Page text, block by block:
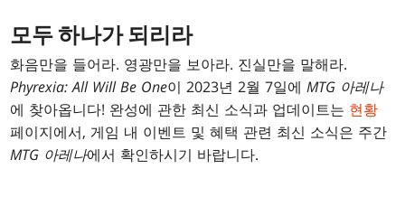
모두 하나가 되리라
화음만을 들어라. 영광만을 보아라. 진실만을 말해라.
Phyrexia: All Will Be One이 2023년 2월 7일에MTG 아레나
에 찾아옵니다! 완성에 관한 최신 소식과 업데이트는 현황
페이지에서, 게임 내 이벤트 및 혜택 관련 최신 소식은 주간
MTG 아레나에서 확인하시기 바랍니다.